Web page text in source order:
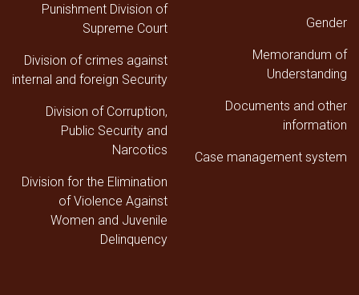
Gender
Memorandum of
Understanding
Documents and other
information
Case management system
Punishment Division of
Supreme Court
Division of crimes against
internal and foreign Security
Division of Corruption,
Public Security and
Narcotics
Division for the Elimination
of Violence Against
Women and Juvenile
Delinquency